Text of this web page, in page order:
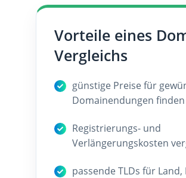
Vorteile eines
Vergleichs
günstige Preise für
Domainendungen finden
Registrierungs- und
Verlängerungskosten
passende TLDs für